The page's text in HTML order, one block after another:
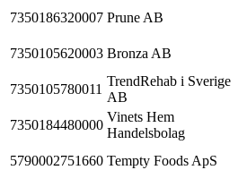
7350186320007 Prune AB
7350105620003 Bronza AB
7350105780011
TrendRehab i Sverige
AB
7350184480000
Vinets Hem
Handelsbolag
5790002751660 Tempty Foods ApS